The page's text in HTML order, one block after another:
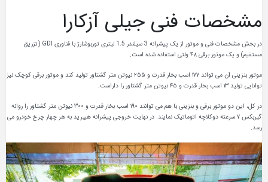
مشخصات فنی جیلی آزکارا
در بخش مشخصات فنی و موتور از یک پیشرانه 3 سیلندر 1.5 لیتری توربوشارژ با فناوری GDI (تزریق
مستقیم) و یک موتور برقی ۴۸ ولتی استفاده شده است.
موتور بنزینی آن می تواند ۱۷۷ اسب بخار قدرت و ۲۵۵ نیوتن متر گشتاور تولید کند و موتور برقی کوچک نیز
توانایی تولید ۱۳ اسب بخار قدرت و ۴۵ نیوتن متر گشتاور را داراست.
در کل، این دو موتور برقی و بنزینی با هم می توانند ۱۹۰ اسب بخار قدرت و ۳۰۰ نیوتن متر گشتاور را روانه
گیربکس ۷ سرعته دوکلاچه اتوماتیک نمایند. در نهایت خروجی پیشرانه هیبرید به هر چهار چرخ خودرو می
رسد.